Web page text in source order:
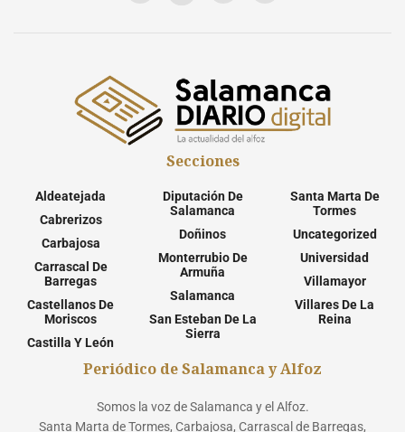
Secciones
Aldeatejada
Cabrerizos
Carbajosa
Carrascal De
Barregas
Castellanos De
Moriscos
Castilla Y León
Diputación De
Salamanca
Doñinos
Monterrubio De
Armuña
Salamanca
San Esteban De La
Sierra
Santa Marta De
Tormes
Uncategorized
Universidad
Villamayor
Villares De La
Reina
Periódico de Salamanca y Alfoz
Somos la voz de Salamanca y el Alfoz.
Santa Marta de Tormes, Carbajosa, Carrascal de Barregas,